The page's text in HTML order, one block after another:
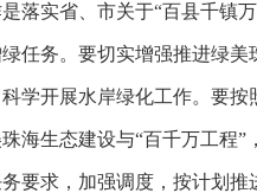
实省、市关于“百县千镇万
任务。要切实增强推进绿
学开展水岸绿化工作。要
海生态建设与“百千万工程
要求，加强调度，按计划